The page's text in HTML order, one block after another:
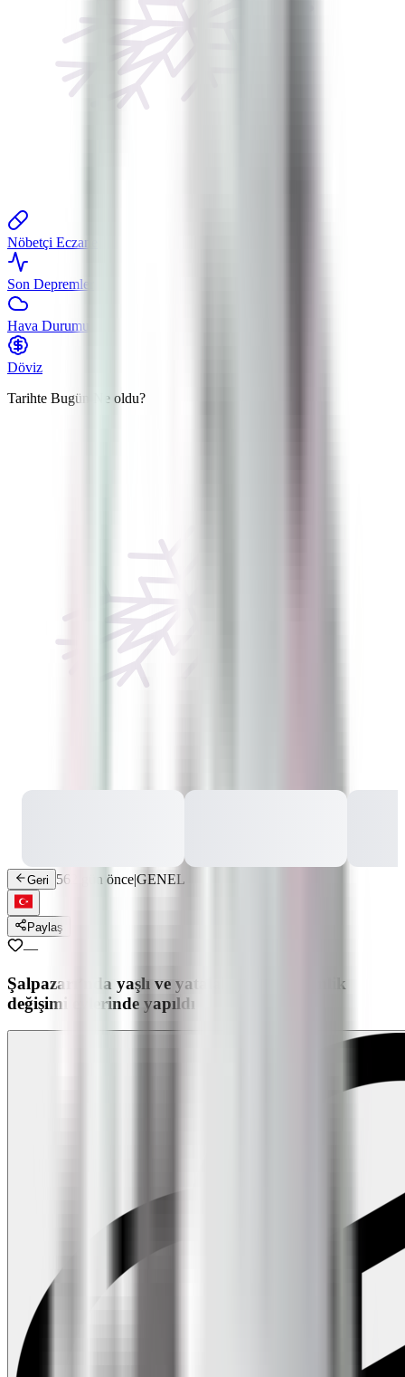
Nöbetçi Eczane
Son Depremler
Hava Durumu
Döviz
Tarihte Bugün
Ne oldu?
Geri 562 gün önce|GENEL
Paylaş
—
Şalpazarı’nda yaşlı ve yatalak 23 kişin kimlik
değişimi evlerinde yapıldı